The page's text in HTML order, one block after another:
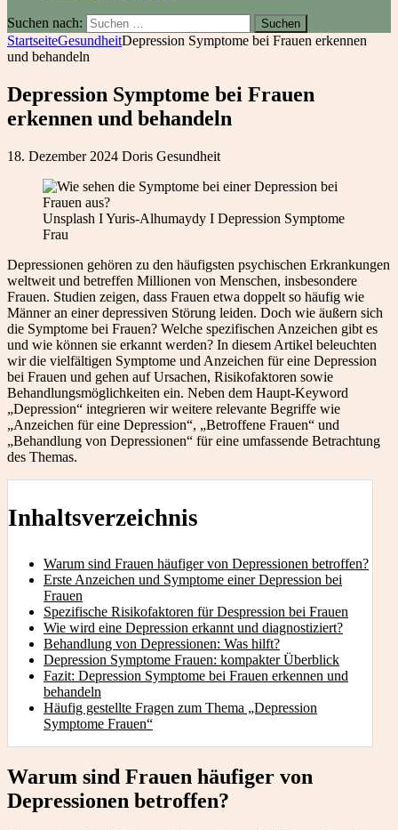
Suchen nach:
StartseiteGesundheitDepression Symptome bei Frauen erkennen
und behandeln
Depression Symptome bei Frauen
erkennen und behandeln
18. Dezember 2024 Doris Gesundheit
Unsplash I Yuris-Alhumaydy I Depression Symptome
Frau
Depressionen gehören zu den häufigsten psychischen Erkrankungen
weltweit und betreffen Millionen von Menschen, insbesondere
Frauen. Studien zeigen, dass Frauen etwa doppelt so häufig wie
Männer an einer depressiven Störung leiden. Doch wie äußern sich
die Symptome bei Frauen? Welche spezifischen Anzeichen gibt es
und wie können sie erkannt werden? In diesem Artikel beleuchten
wir die vielfältigen Symptome und Anzeichen für eine Depression
bei Frauen und gehen auf Ursachen, Risikofaktoren sowie
Behandlungsmöglichkeiten ein. Neben dem Haupt-Keyword
„Depression“ integrieren wir weitere relevante Begriffe wie
„Anzeichen für eine Depression“, „Betroffene Frauen“ und
„Behandlung von Depressionen“ für eine umfassende Betrachtung
des Themas.
Inhaltsverzeichnis
Warum sind Frauen häufiger von Depressionen betroffen?
Erste Anzeichen und Symptome einer Depression bei
Frauen
Spezifische Risikofaktoren für Despression bei Frauen
Wie wird eine Depression erkannt und diagnostiziert?
Behandlung von Depressionen: Was hilft?
Depression Symptome Frauen: kompakter Überblick
Fazit: Depression Symptome bei Frauen erkennen und
behandeln
Häufig gestellte Fragen zum Thema „Depression
Symptome Frauen“
Warum sind Frauen häufiger von
Depressionen betroffen?